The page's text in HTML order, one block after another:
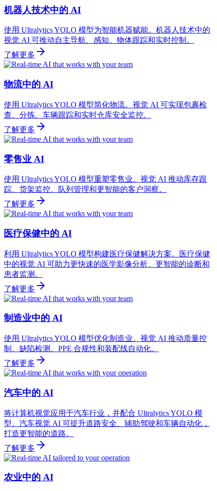
机器人技术中的 AI
使用 Ultralytics YOLO 模型为智能机器赋能。机器人技术中的
视觉 AI 可推动自主导航、感知、物体跟踪和实时控制。
了解更多
物流中的 AI
使用 Ultralytics YOLO 模型简化物流。视觉 AI 可实现包裹检
查、分拣、车辆跟踪和实时仓库安全监控。
了解更多
零售业 AI
使用 Ultralytics YOLO 模型重塑零售业。视觉 AI 推动库存跟
踪、货架监控、队列管理和更智能的客户洞察。
了解更多
医疗保健中的 AI
利用 Ultralytics YOLO 模型构建医疗保健解决方案。医疗保健
中的视觉 AI 可助力更快速的医学影像分析、更智能的诊断和
患者监测。
了解更多
制造业中的 AI
使用 Ultralytics YOLO 模型优化制造业。视觉 AI 推动质量控
制、缺陷检测、PPE 合规性和装配线自动化。
了解更多
汽车中的 AI
将计算机视觉应用于汽车行业，并配合 Ultralytics YOLO 模
型。汽车视觉 AI 可提升道路安全、辅助驾驶和车辆自动化，
打造更智能的道路。
了解更多
农业中的 AI